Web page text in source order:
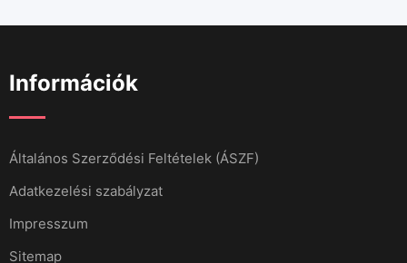
Információk
Általános Szerződési Feltételek (ÁSZF)
Adatkezelési szabályzat
Impresszum
Sitemap